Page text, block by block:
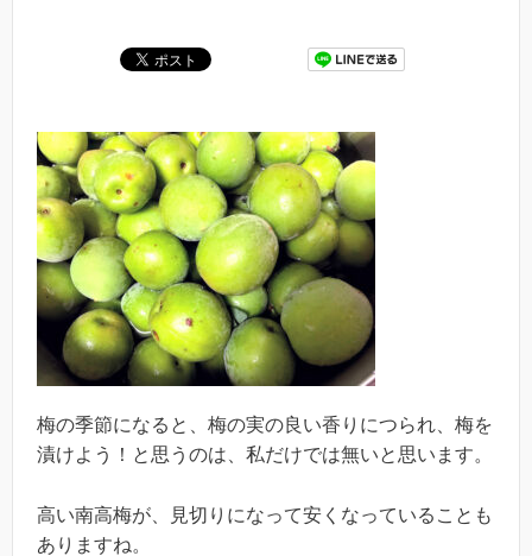
梅の季節になると、梅の実の良い香りにつられ、梅を
漬けよう！と思うのは、私だけでは無いと思います。
高い南高梅が、見切りになって安くなっていることも
ありますね。